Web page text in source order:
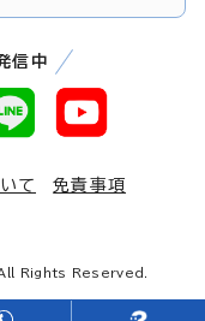
信中
て
免責事項
Rights Reserved.